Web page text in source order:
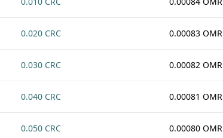
0.020 CRC 0.00083 OMR
0.030 CRC 0.00082 OMR
0.040 CRC 0.00081 OMR
0.050 CRC 0.00080 OMR